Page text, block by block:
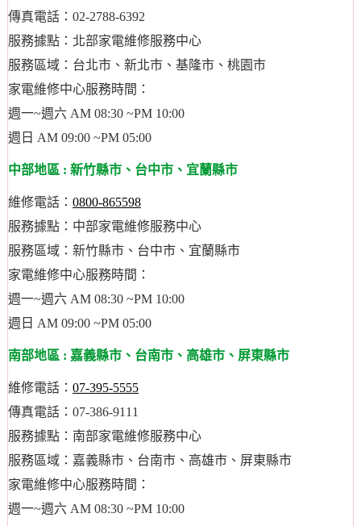
傳真電話：02-2788-6392
服務據點：北部家電維修服務中心
服務區域：台北市、新北市、基隆市、桃園市
家電維修中心服務時間：
週一~週六 AM 08:30 ~PM 10:00
週日 AM 09:00 ~PM 05:00
中部地區 : 新竹縣市、台中市、宜蘭縣市
維修電話： 0800-865598
服務據點：中部家電維修服務中心
服務區域：新竹縣市、台中市、宜蘭縣市
家電維修中心服務時間：
週一~週六 AM 08:30 ~PM 10:00
週日 AM 09:00 ~PM 05:00
南部地區 : 嘉義縣市、台南市、高雄市、屏東縣市
維修電話： 07-395-5555
傳真電話：07-386-9111
服務據點：南部家電維修服務中心
服務區域：嘉義縣市、台南市、高雄市、屏東縣市
家電維修中心服務時間：
週一~週六 AM 08:30 ~PM 10:00